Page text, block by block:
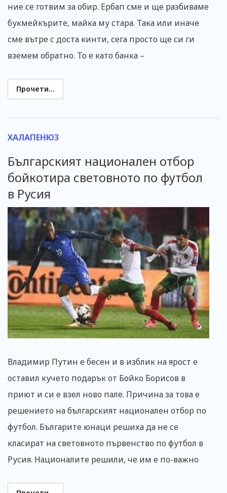
ние се готвим за обир. Ербап сме и ще разбиваме
букмейкърите, майка му стара. Така или иначе
сме вътре с доста кинти, сега просто ще си ги
вземем обратно. То е като банка –
Прочети...
ХАЛАПЕНЮЗ
Българският национален отбор
бойкотира световното по футбол
в Русия
Владимир Путин е бесен и в изблик на ярост е
оставил кучето подарък от Бойко Борисов в
приют и си е взел ново пале. Причина за това е
решението на българският национален отбор по
футбол. Българите юнаци решиха да не се
класират на световното първенство по футбол в
Русия. Националите решили, че им е по-важно